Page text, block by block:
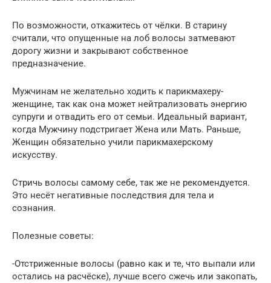
По возможности, откажитесь от чёлки. В старину
считали, что опущенные на лоб волосы затмевают
дорогу жизни и закрывают собственное
предназначение.
Мужчинам не желательно ходить к парикмахеру-
женщине, так как она может нейтрализовать энергию
супруги и отвадить его от семьи. Идеальный вариант,
когда Мужчину подстригает Жена или Мать. Раньше,
Женщин обязательно учили парикмахерскому
искусству.
Стричь волосы самому себе, так же не рекомендуется.
Это несёт негативные последствия для тела и
сознания.
Полезные советы:
-Отстриженные волосы (равно как и те, что выпали или
остались на расчёске), лучше всего сжечь или закопать,